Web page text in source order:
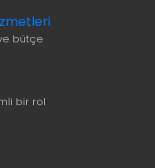
bütçe
bir rol